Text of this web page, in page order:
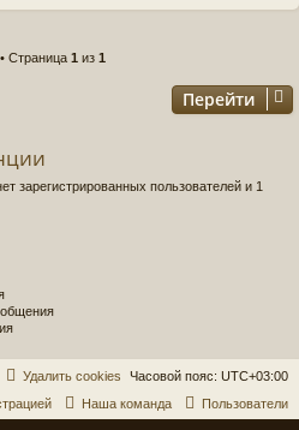
Страница 1 из 1
Перейти
зарегистрированных пользователей и 1
Часовой пояс: UTC+03:00
Удалить cookies
Пользователи
Наша команда